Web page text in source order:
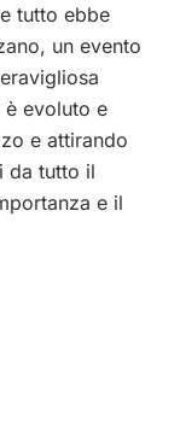
tutto ebbe
un evento
è evoluto e
e attirando
da tutto il
e il